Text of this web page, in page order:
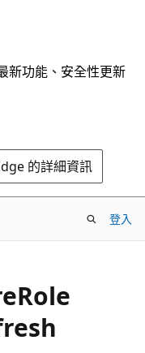
新功能、安全性更新
的詳細資訊
登入
Role